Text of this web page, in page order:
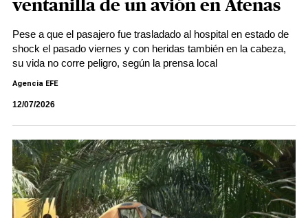
ventanilla de un avión en Atenas
Pese a que el pasajero fue trasladado al hospital en estado de
shock el pasado viernes y con heridas también en la cabeza,
su vida no corre peligro, según la prensa local
Agencia EFE
12/07/2026